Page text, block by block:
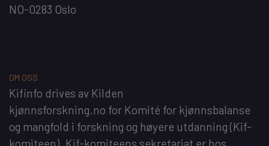
NO-0283 Oslo
OM OSS
Kifinfo drives av Kilden
kjønnsforskning.no for Komité for kjønnsbalanse
og mangfold i forskning og høyere utdanning(Kif-
komiteen). Kif-komiteens sekretariat er hos